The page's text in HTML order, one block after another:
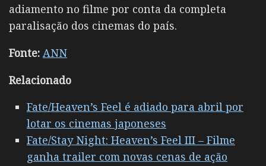
adiamento no filme por conta da completa
paralisação dos cinemas do país.
Fonte: ANN
Relacionado
Fate/Heaven’s Feel é adiado para abril por
lotar os cinemas japoneses
Fate/Stay Night: Heaven’s Feel III – Filme
ganha trailer com novas cenas de ação